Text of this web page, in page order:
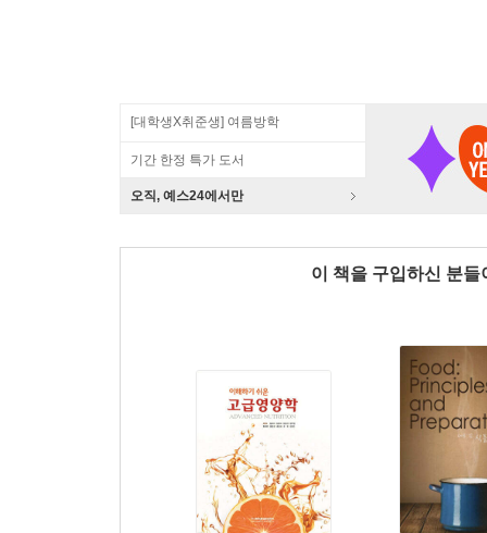
[대학생X취준생] 여름방학
기간 한정 특가 도서
오직, 예스24에서만
이 책을 구입하신 분